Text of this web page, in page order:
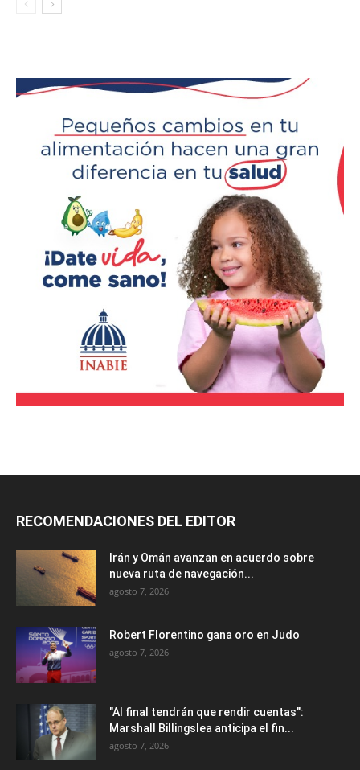
RECOMENDACIONES DEL EDITOR
Irán y Omán avanzan en acuerdo sobre
nueva ruta de navegación...
agosto 7, 2026
Robert Florentino gana oro en Judo
agosto 7, 2026
"Al final tendrán que rendir cuentas":
Marshall Billingslea anticipa el fin...
agosto 7, 2026